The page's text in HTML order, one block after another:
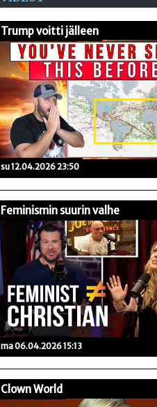
Trump voitti jälleen
su 12.04.2026 23:50
Feminismin suurin valhe
ma 06.04.2026 15:13
Clown World